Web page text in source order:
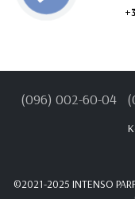
(096) 002-60-04
©2021-2025 INTENSO